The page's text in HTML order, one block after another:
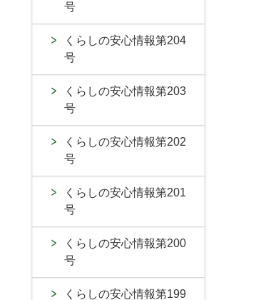
号
くらしの安心情報第204
号
くらしの安心情報第203
号
くらしの安心情報第202
号
くらしの安心情報第201
号
くらしの安心情報第200
号
くらしの安心情報第199